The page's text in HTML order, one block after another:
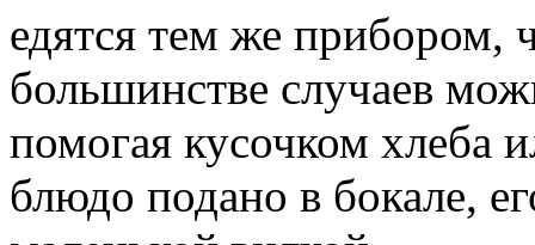
едятся тем же прибором,
большинстве случаев
помогая кусочком хлеба
блюдо подано в бокале,